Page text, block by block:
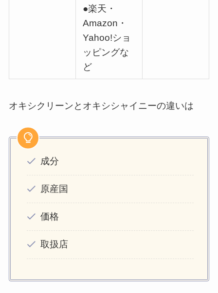
●楽天・
Amazon・
Yahoo!ショ
ッピングな
ど
オキシクリーンとオキシシャイニーの違いは
成分
原産国
価格
取扱店